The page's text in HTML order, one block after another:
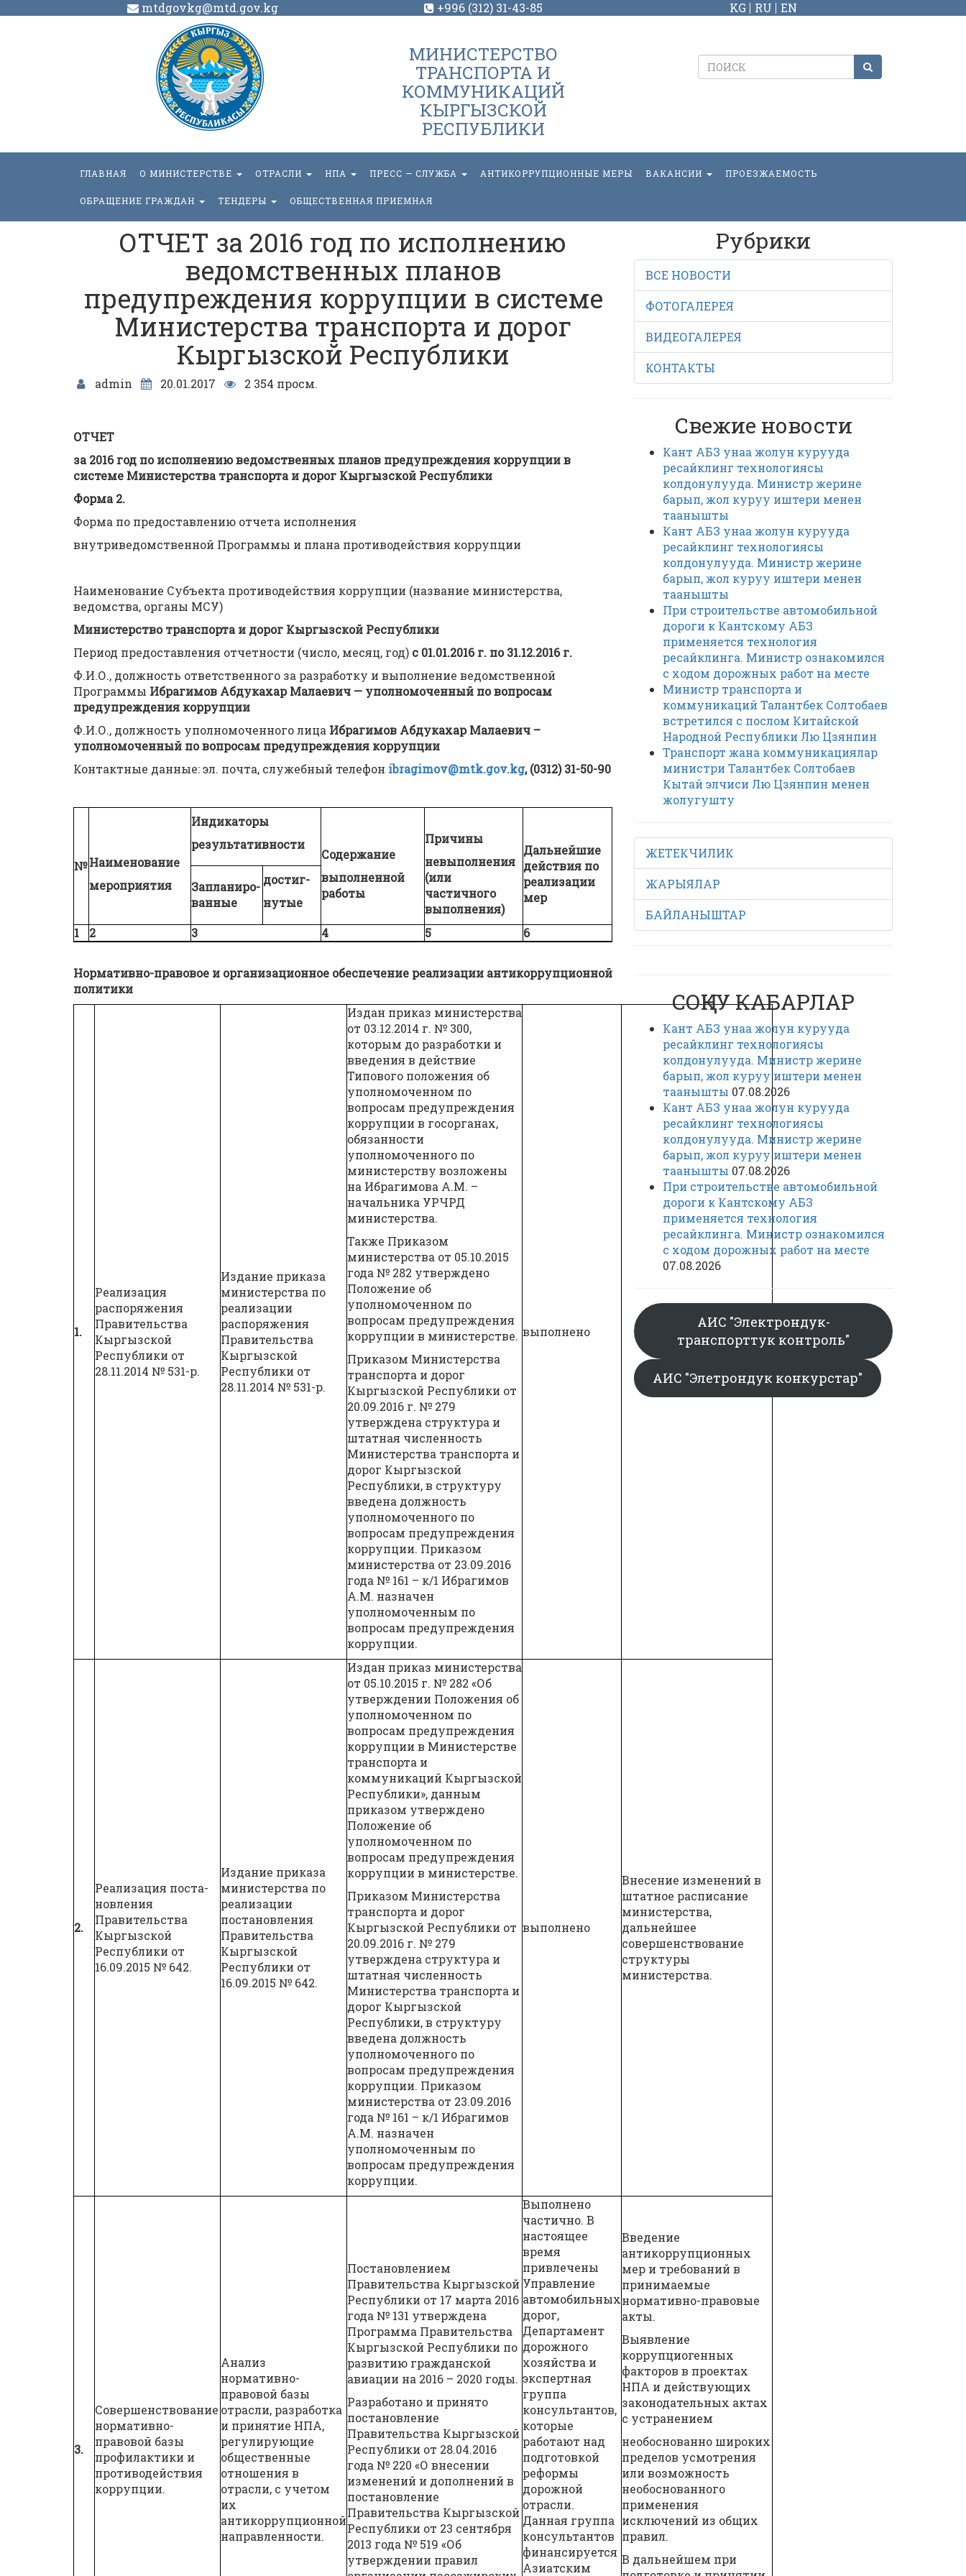
mtdgovkg@mtd.gov.kg +996 (312) 31-43-85 KG RU EN
МИНИСТЕРСТВО
ТРАНСПОРТА И
КОММУНИКАЦИЙ
КЫРГЫЗСКОЙ
РЕСПУБЛИКИ
ГЛАВНАЯ О МИНИСТЕРСТВЕ ОТРАСЛИ НПА ПРЕСС — СЛУЖБА АНТИКОРРУПЦИОННЫЕ МЕРЫ ВАКАНСИИ ПРОЕЗЖАЕМОСТЬ
ОБРАЩЕНИЕ ГРАЖДАН ТЕНДЕРЫ ОБЩЕСТВЕННАЯ ПРИЕМНАЯ
ОТЧЕТ за 2016 год по исполнению
ведомственных планов
предупреждения коррупции в системе
Министерства транспорта и дорог
Кыргызской Республики
admin 20.01.2017 2 354 просм.
ОТЧЕТ
за 2016 год по исполнению ведомственных планов предупреждения коррупции в
системе Министерства транспорта и дорог Кыргызской Республики
Форма 2.
Форма по предоставлению отчета исполнения
внутриведомственной Программы и плана противодействия коррупции
Наименование Субъекта противодействия коррупции (название министерства,
ведомства, органы МСУ)
Министерство транспорта и дорог Кыргызской Республики
Период предоставления отчетности (число, месяц, год) с 01.01.2016 г. по 31.12.2016 г.
Ф.И.О., должность ответственного за разработку и выполнение ведомственной
Программы Ибрагимов Абдукахар Малаевич — уполномоченный по вопросам
предупреждения коррупции
Ф.И.О., должность уполномоченного лица Ибрагимов Абдукахар Малаевич –
уполномоченный по вопросам предупреждения коррупции
Контактные данные: эл. почта, служебный телефон ibragimov@mtk.gov.kg, (0312) 31-50-90
№Наименование
мероприятия
Индикаторы
результативности
Содержание
выполненной
работы
Причины
невыполнения
(или
частичного
выполнения)
Дальнейшие
действия по
реализации
мер
Запланиро-
ванные
достиг-
нутые
1
2 3 4 5 6
Нормативно-правовое и организационное обеспечение реализации антикоррупционной
политики
1.
Реализация
распоряжения
Правительства
Кыргызской
Республики от
28.11.2014 № 531-р.
Издание приказа
министерства по
реализации
распоряжения
Правительства
Кыргызской
Республики от
28.11.2014 № 531-р.
Издан приказ министерства
от 03.12.2014 г. № 300,
которым до разработки и
введения в действие
Типового положения об
уполномоченном по
вопросам предупреждения
коррупции в госорганах,
обязанности
уполномоченного по
министерству возложены
на Ибрагимова А.М. –
начальника УРЧРД
министерства.
Также Приказом
министерства от 05.10.2015
года № 282 утверждено
Положение об
уполномоченном по
вопросам предупреждения
коррупции в министерстве.
Приказом Министерства
транспорта и дорог
Кыргызской Республики от
20.09.2016 г. № 279
утверждена структура и
штатная численность
Министерства транспорта и
дорог Кыргызской
Республики, в структуру
введена должность
уполномоченного по
вопросам предупреждения
коррупции. Приказом
министерства от 23.09.2016
года № 161 – к/1 Ибрагимов
А.М. назначен
уполномоченным по
вопросам предупреждения
коррупции.
выполнено
2.
Реализация поста-
новления
Правительства
Кыргызской
Республики от
16.09.2015 № 642.
Издание приказа
министерства по
реализации
постановления
Правительства
Кыргызской
Республики от
16.09.2015 № 642.
Издан приказ министерства
от 05.10.2015 г. № 282 «Об
утверждении Положения об
уполномоченном по
вопросам предупреждения
коррупции в Министерстве
транспорта и
коммуникаций Кыргызской
Республики», данным
приказом утверждено
Положение об
уполномоченном по
вопросам предупреждения
коррупции в министерстве.
Приказом Министерства
транспорта и дорог
Кыргызской Республики от
20.09.2016 г. № 279
утверждена структура и
штатная численность
Министерства транспорта и
дорог Кыргызской
Республики, в структуру
введена должность
уполномоченного по
вопросам предупреждения
коррупции. Приказом
министерства от 23.09.2016
года № 161 – к/1 Ибрагимов
А.М. назначен
уполномоченным по
вопросам предупреждения
коррупции.
выполнено
Внесение изменений в
штатное расписание
министерства,
дальнейшее
совершенствование
структуры
министерства.
3.
Совершенствование
нормативно-
правовой базы
профилактики и
противодействия
коррупции.
Анализ
нормативно-
правовой базы
отрасли, разработка
и принятие НПА,
регулирующие
общественные
отношения в
отрасли, с учетом
их
антикоррупционной
направленности.
Постановлением
Правительства Кыргызской
Республики от 17 марта 2016
года № 131 утверждена
Программа Правительства
Кыргызской Республики по
развитию гражданской
авиации на 2016 – 2020 годы.
Разработано и принято
постановление
Правительства Кыргызской
Республики от 28.04.2016
года № 220 «О внесении
изменений и дополнений в
постановление
Правительства Кыргызской
Республики от 23 сентября
2013 года № 519 «Об
утверждении правил
Выполнено
частично. В
настоящее
время
привлечены
Управление
автомобильных
дорог,
Департамент
дорожного
хозяйства и
экспертная
группа
консультантов,
которые
работают над
подготовкой
реформы
дорожной
отрасли.
Данная группа
консультантов
финансируется
Азиатским
Введение
антикоррупционных
мер и требований в
принимаемые
нормативно-правовые
акты.
Выявление
коррупциогенных
факторов в проектах
НПА и действующих
законодательных актах
с устранением
необоснованно широких
пределов усмотрения
или возможность
необоснованного
применения
исключений из общих
правил.
В дальнейшем при
Рубрики
ВСЕ НОВОСТИ
ФОТОГАЛЕРЕЯ
ВИДЕОГАЛЕРЕЯ
КОНТАКТЫ
Свежие новости
Кант АБЗ унаа жолун курууда
ресайклинг технологиясы
колдонулууда. Министр жерине
барып, жол куруу иштери менен
таанышты
Кант АБЗ унаа жолун курууда
ресайклинг технологиясы
колдонулууда. Министр жерине
барып, жол куруу иштери менен
таанышты
При строительстве автомобильной
дороги к Кантскому АБЗ
применяется технология
ресайклинга. Министр ознакомился
с ходом дорожных работ на месте
Министр транспорта и
коммуникаций Талантбек Солтобаев
встретился с послом Китайской
Народной Республики Лю Цзянпин
Транспорт жана коммуникациялар
министри Талантбек Солтобаев
Кытай элчиси Лю Цзянпин менен
жолугушту
ЖЕТЕКЧИЛИК
ЖАРЫЯЛАР
БАЙЛАНЫШТАР
СОҢКУ КАБАРЛАР
Кант АБЗ унаа жолун курууда
ресайклинг технологиясы
колдонулууда. Министр жерине
барып, жол куруу иштери менен
таанышты 07.08.2026
Кант АБЗ унаа жолун курууда
ресайклинг технологиясы
колдонулууда. Министр жерине
барып, жол куруу иштери менен
таанышты 07.08.2026
При строительстве автомобильной
дороги к Кантскому АБЗ
применяется технология
ресайклинга. Министр ознакомился
с ходом дорожных работ на месте
07.08.2026
АИС "Электрондук-
транспорттук контроль"
АИС "Элетрондук конкурстар"